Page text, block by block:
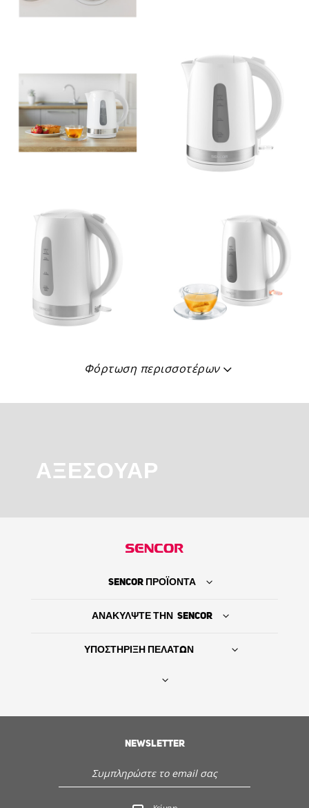
Εξυπηρέτηση - Υποστήριξη πελατών
Φόρτωση περισσοτέρων
ΑΞΕΣΟΥΆΡ
SENCOR ΠΡΟΪΟΝΤΑ
ΑΝΑΚΥΛΨΤΕ ΤΗΝ SENCOR
ΥΠΟΣΤΗΡΙΞΗ ΠΕΛΑΤΩΝ
NEWSLETTER